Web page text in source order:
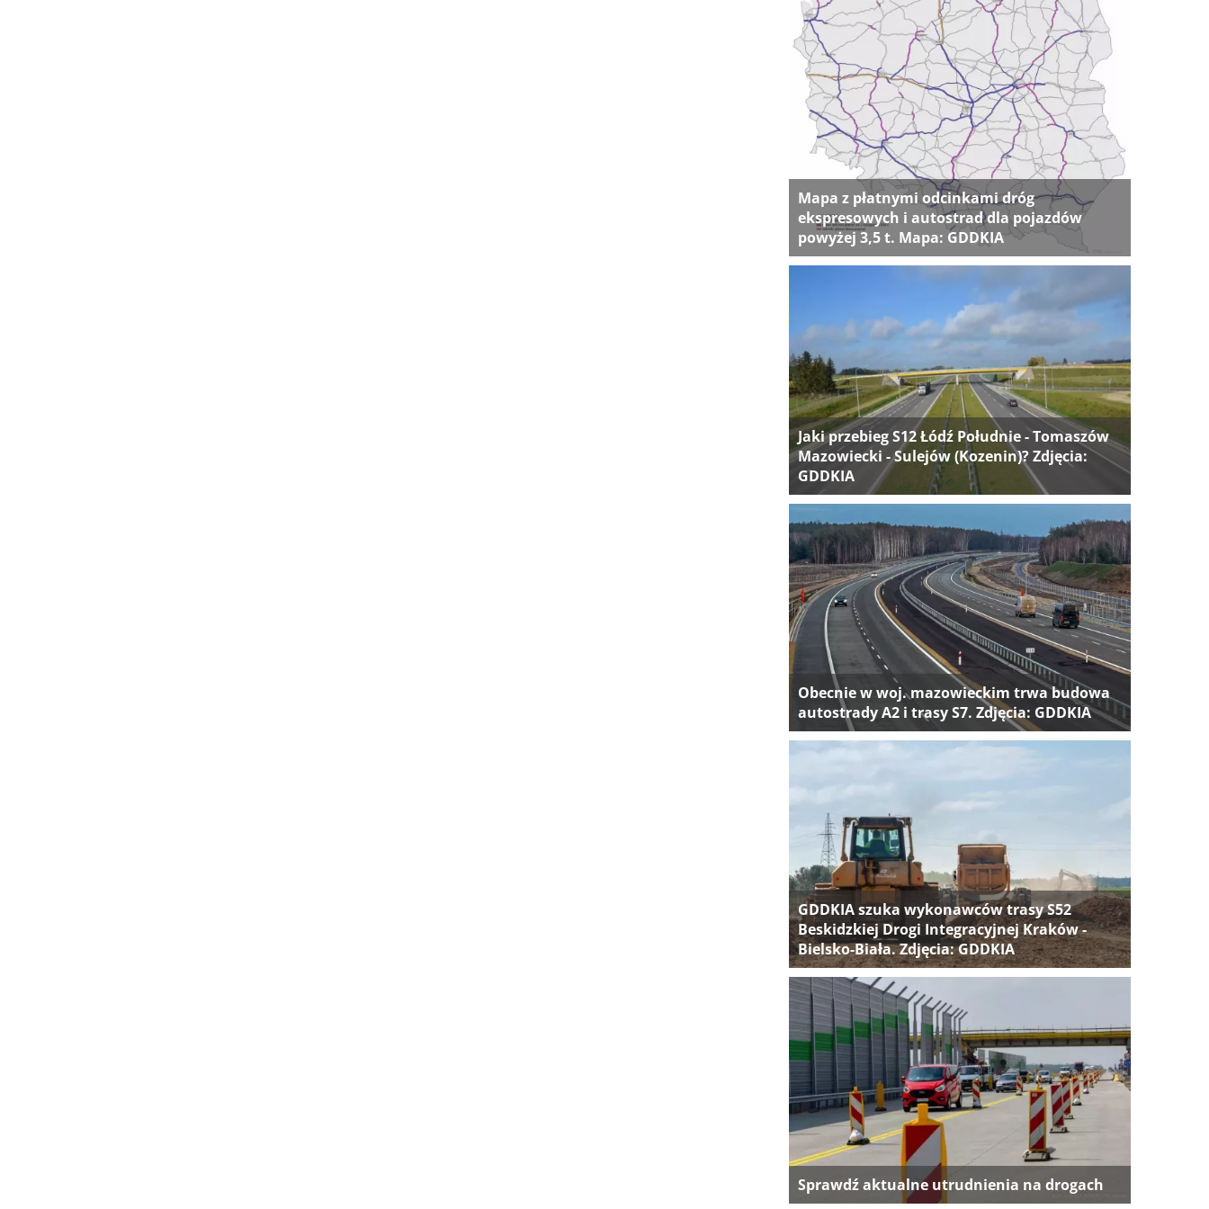
Mapa z płatnymi odcinkami dróg
ekspresowych i autostrad dla pojazdów
powyżej 3,5 t. Mapa: GDDKIA
Jaki przebieg S12 Łódź Południe - Tomaszów
Mazowiecki - Sulejów (Kozenin)? Zdjęcia:
GDDKIA
Obecnie w woj. mazowieckim trwa budowa
autostrady A2 i trasy S7. Zdjęcia: GDDKIA
GDDKIA szuka wykonawców trasy S52
Beskidzkiej Drogi Integracyjnej Kraków -
Bielsko-Biała. Zdjęcia: GDDKIA
Sprawdź aktualne utrudnienia na drogach